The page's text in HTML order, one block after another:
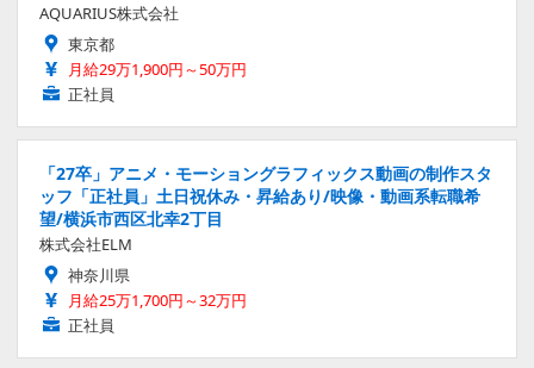
AQUARIUS株式会社
東京都
月給29万1,900円～50万円
正社員
「27卒」アニメ・モーショングラフィックス動画の制作スタ
ッフ「正社員」土日祝休み・昇給あり/映像・動画系転職希
望/横浜市西区北幸2丁目
株式会社ELM
神奈川県
月給25万1,700円～32万円
正社員